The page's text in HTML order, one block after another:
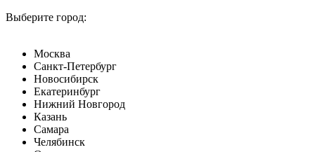
Выберите город:
Москва
Санкт-Петербург
Новосибирск
Екатеринбург
Нижний Новгород
Казань
Самара
Челябинск